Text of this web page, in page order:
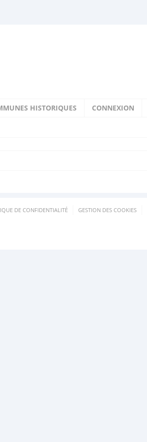
HISTORIQUES CONNEXION
DE CONFIDENTIALITÉ GESTION DES COOKIES